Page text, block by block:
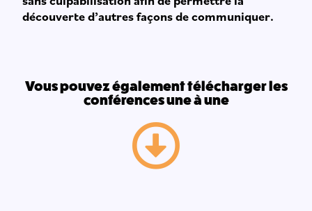
découverte d’autres façons de communiquer.
Vous pouvez également télécharger les
conférences une à une